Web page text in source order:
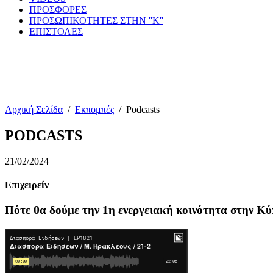
ΠΡΟΣΦΟΡΕΣ
ΠΡΟΣΩΠΙΚΟΤΗΤΕΣ ΣΤΗΝ ''Κ''
ΕΠΙΣΤΟΛΕΣ
Αρχική Σελίδα / Εκπομπές / Podcasts
PODCASTS
21/02/2024
Επιχειρείν
Πότε θα δούμε την 1η ενεργειακή κοινότητα στην